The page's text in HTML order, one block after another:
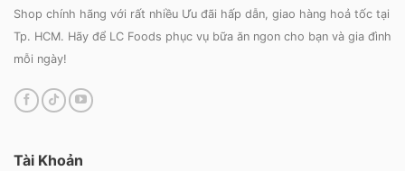
Shop chính hãng với rất nhiều Ưu đãi hấp dẫn, giao hàng hoả tốc tại
Tp. HCM. Hãy để LC Foods phục vụ bữa ăn ngon cho bạn và gia đình
mỗi ngày!
Tài Khoản